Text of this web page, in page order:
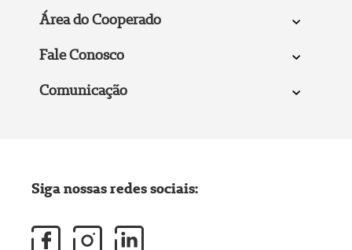
Área do Cooperado
Fale Conosco
Comunicação
Siga nossas redes sociais: